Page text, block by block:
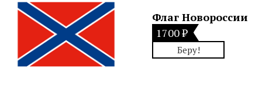
Флаг Новороссии
1700 ₽
Беру!